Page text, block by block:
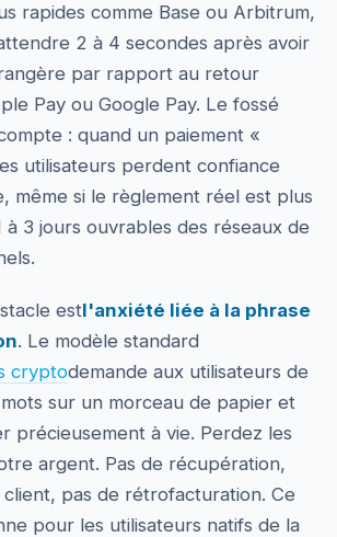
rapides comme Base ou Arbitrum,
2 à 4 secondes après avoir
par rapport au retour
Pay ou Google Pay. Le fossé
: quand un paiement «
utilisateurs perdent confiance
même si le règlement réel est plus
à 3 jours ouvrables des réseaux de
estl'anxiété liée à la phrase
. Le modèle standard
cryptodemande aux utilisateurs de
sur un morceau de papier et
précieusement à vie. Perdez les
argent. Pas de récupération,
pas de rétrofacturation. Ce
pour les utilisateurs natifs de la